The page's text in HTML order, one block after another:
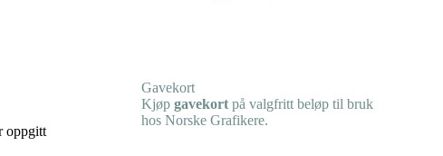
oppgitt
Gavekort
Kjøp gavekort på valgfritt beløp til bruk
hos Norske Grafikere.